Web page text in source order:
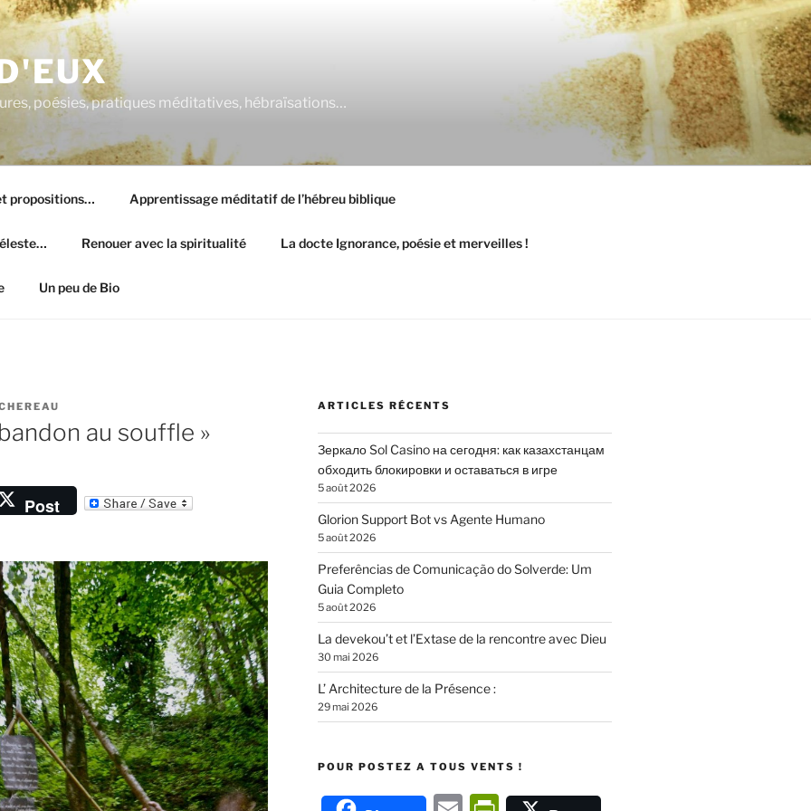
poésies, pratiques méditatives, hébraïsations…
propositions… Apprentissage méditatif de l’hébreu biblique
Renouer avec la spiritualité La docte Ignorance, poésie et merveilles !
Un peu de Bio
au souffle »
Post
ARTICLES RÉCENTS
Зеркало Sol Casino на сегодня: как казахстанцам
обходить блокировки и оставаться в игре
5 août 2026
Glorion Support Bot vs Agente Humano
5 août 2026
Preferências de Comunicação do Solverde: Um
Guia Completo
5 août 2026
La devekou’t et l’Extase de la rencontre avec Dieu
30 mai 2026
L’ Architecture de la Présence :
29 mai 2026
POUR POSTEZ A TOUS VENTS !